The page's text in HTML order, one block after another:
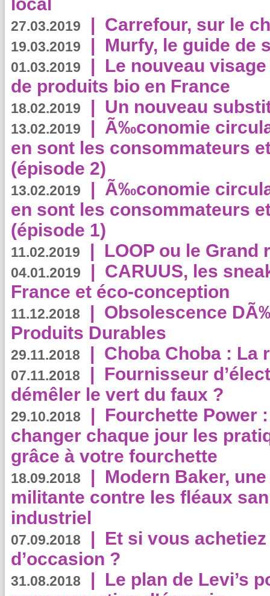
27.03.2019 | Carrefour, sur le
19.03.2019 | Murfy, le guide de
01.03.2019 | Le nouveau
de produits bio en France
18.02.2019 | Un nouveau
13.02.2019 | Ã‰conomie
en sont les consommateurs
(épisode 2)
13.02.2019 | Ã‰conomie
en sont les consommateurs
(épisode 1)
11.02.2019 | LOOP ou le Grand
04.01.2019 | CARUUS, les
France et éco-conception
11.12.2018 | Obsolescence
Produits Durables
29.11.2018 | Choba Choba : La
07.11.2018 | Fournisseur
démêler le vert du faux ?
29.10.2018 | Fourchette Power
changer chaque jour les
grâce à votre fourchette
18.09.2018 | Modern Baker,
militante contre les fléaux
industriel
07.09.2018 | Et si vous
d’occasion ?
31.08.2018 | Le plan de Levi’s